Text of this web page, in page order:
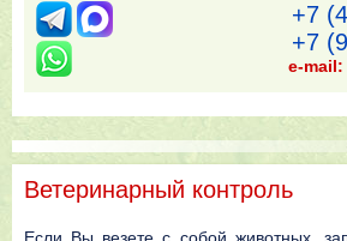
+7
+7
e-mail:
Ветеринарный контроль